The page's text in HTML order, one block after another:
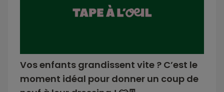
Vos enfants grandissent vite ? C’est le
moment idéal pour donner un coup de